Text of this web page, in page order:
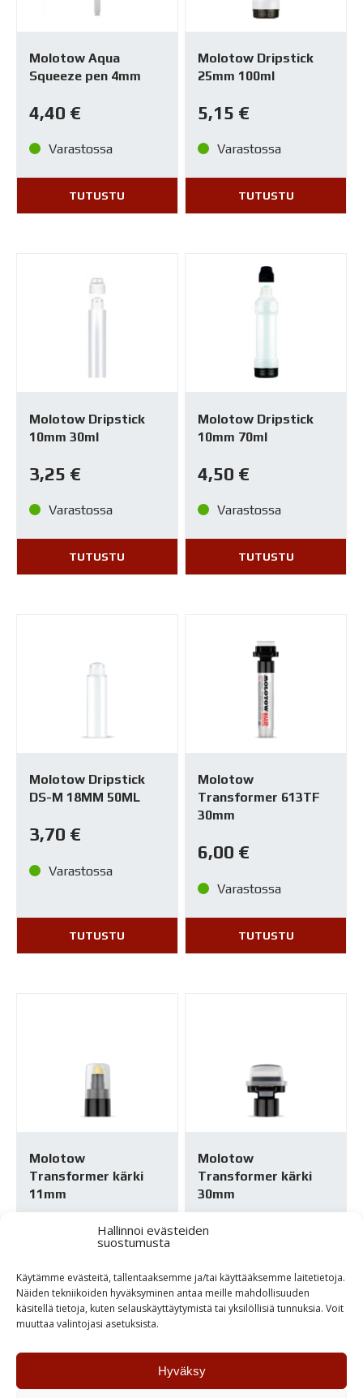
Hallinnoi evästeiden
suostumusta
Käytämme evästeitä, tallentaaksemme ja/tai käyttääksemme laitetietoja.
Näiden tekniikoiden hyväksyminen antaa meille mahdollisuuden
käsitellä tietoja, kuten selauskäyttäytymistä tai yksilöllisiä tunnuksia. Voit
muuttaa valintojasi asetuksista.
Hyväksy
Molotow Aqua
Squeeze pen 4mm
4,40 €
Varastossa
TUTUSTU
Molotow Dripstick
25mm 100ml
5,15 €
Varastossa
TUTUSTU
Molotow Dripstick
10mm 30ml
3,25 €
Varastossa
TUTUSTU
Molotow Dripstick
10mm 70ml
4,50 €
Varastossa
TUTUSTU
Molotow Dripstick
DS-M 18MM 50ML
3,70 €
Varastossa
TUTUSTU
Molotow
Transformer 613TF
30mm
6,00 €
Varastossa
TUTUSTU
Molotow
Transformer kärki
11mm
TUTUSTU
Molotow
Transformer kärki
30mm
4,35
TUTUSTU